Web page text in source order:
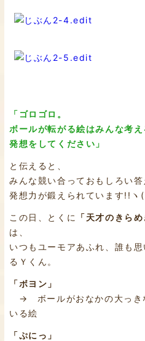
「ゴロゴロ。
ボールが転がる絵はみんな考
発想をしてください」
と伝えると、
みんな競い合っておもしろい答
発想力が鍛えられています!!ヽ
この日、とくに 「天才のきらめ
は、
いつもユーモアあふれ、誰も
るＹくん。
「ボヨン」
→ ボールがおなかの大っき
いる絵
「ぷにっ」